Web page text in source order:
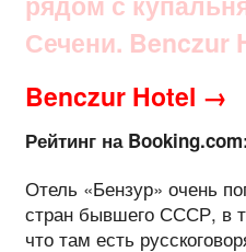
Benczur Hotel →
Рейтинг на
Отель «Бензур» очень
стран бывшего СССР, в
что там есть